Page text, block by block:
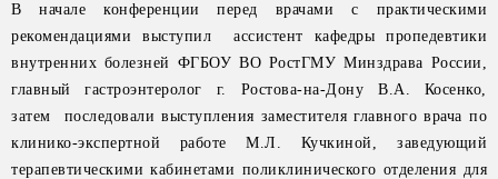
В начале конференции перед врачами с практическими
рекомендациями выступил ассистент кафедры пропедевтики
внутренних болезней ФГБОУ ВО РостГМУ Минздрава России,
главный гастроэнтеролог г. Ростова-на-Дону В.А. Косенко,
затем последовали выступления заместителя главного врача по
клинико-экспертной работе М.Л. Кучкиной, заведующий
терапевтическими кабинетами поликлинического отделения для